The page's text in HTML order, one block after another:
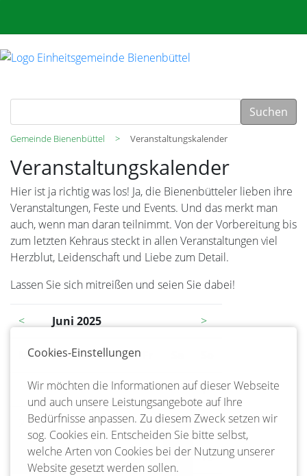
Suchen
Gemeinde Bienenbüttel Veranstaltungskalender
Veranstaltungskalender
Hier ist ja richtig was los! Ja, die Bienenbütteler lieben ihre
Veranstaltungen, Feste und Events. Und das merkt man
auch, wenn man daran teilnimmt. Von der Vorbereitung bis
zum letzten Kehraus steckt in allen Veranstaltungen viel
Herzblut, Leidenschaft und Liebe zum Detail.
Lassen Sie sich mitreißen und seien Sie dabei!
< Juni 2025 >
Montag
Dienstag
Mittwoch
Donnerstag
1
3 4 5 6 7 8
10 11 12 13 14 15
Cookies-Einstellungen
Wir möchten die Informationen auf dieser Webseite
und auch unsere Leistungsangebote auf Ihre
Bedürfnisse anpassen. Zu diesem Zweck setzen wir
sog. Cookies ein. Entscheiden Sie bitte selbst,
welche Arten von Cookies bei der Nutzung unserer
Website gesetzt werden sollen.